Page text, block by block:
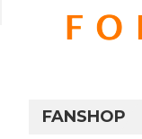
FANSHOP